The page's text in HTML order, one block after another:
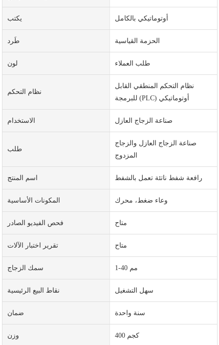
يكتب أوتوماتيكي بالكامل
طَرد الحزمة القياسية
لون طلب العملاء
نظام التحكم
نظام التحكم المنطقي القابل
للبرمجة (PLC) أوتوماتيكي
الاستخدام صناعة الزجاج العازل
طلب
صناعة الزجاج العازل والزجاج
المزدوج
اسم المنتج رافعة شفط ناتئة تعمل بالشفط
المكونات الأساسية وعاء ضغط، محرك
فحص الفيديو الصادر متاح
تقرير اختبار الآلات متاح
سمك الزجاج 1-40 مم
نقاط البيع الرئيسية سهل التشغيل
ضمان سنة واحدة
وزن 400 كجم